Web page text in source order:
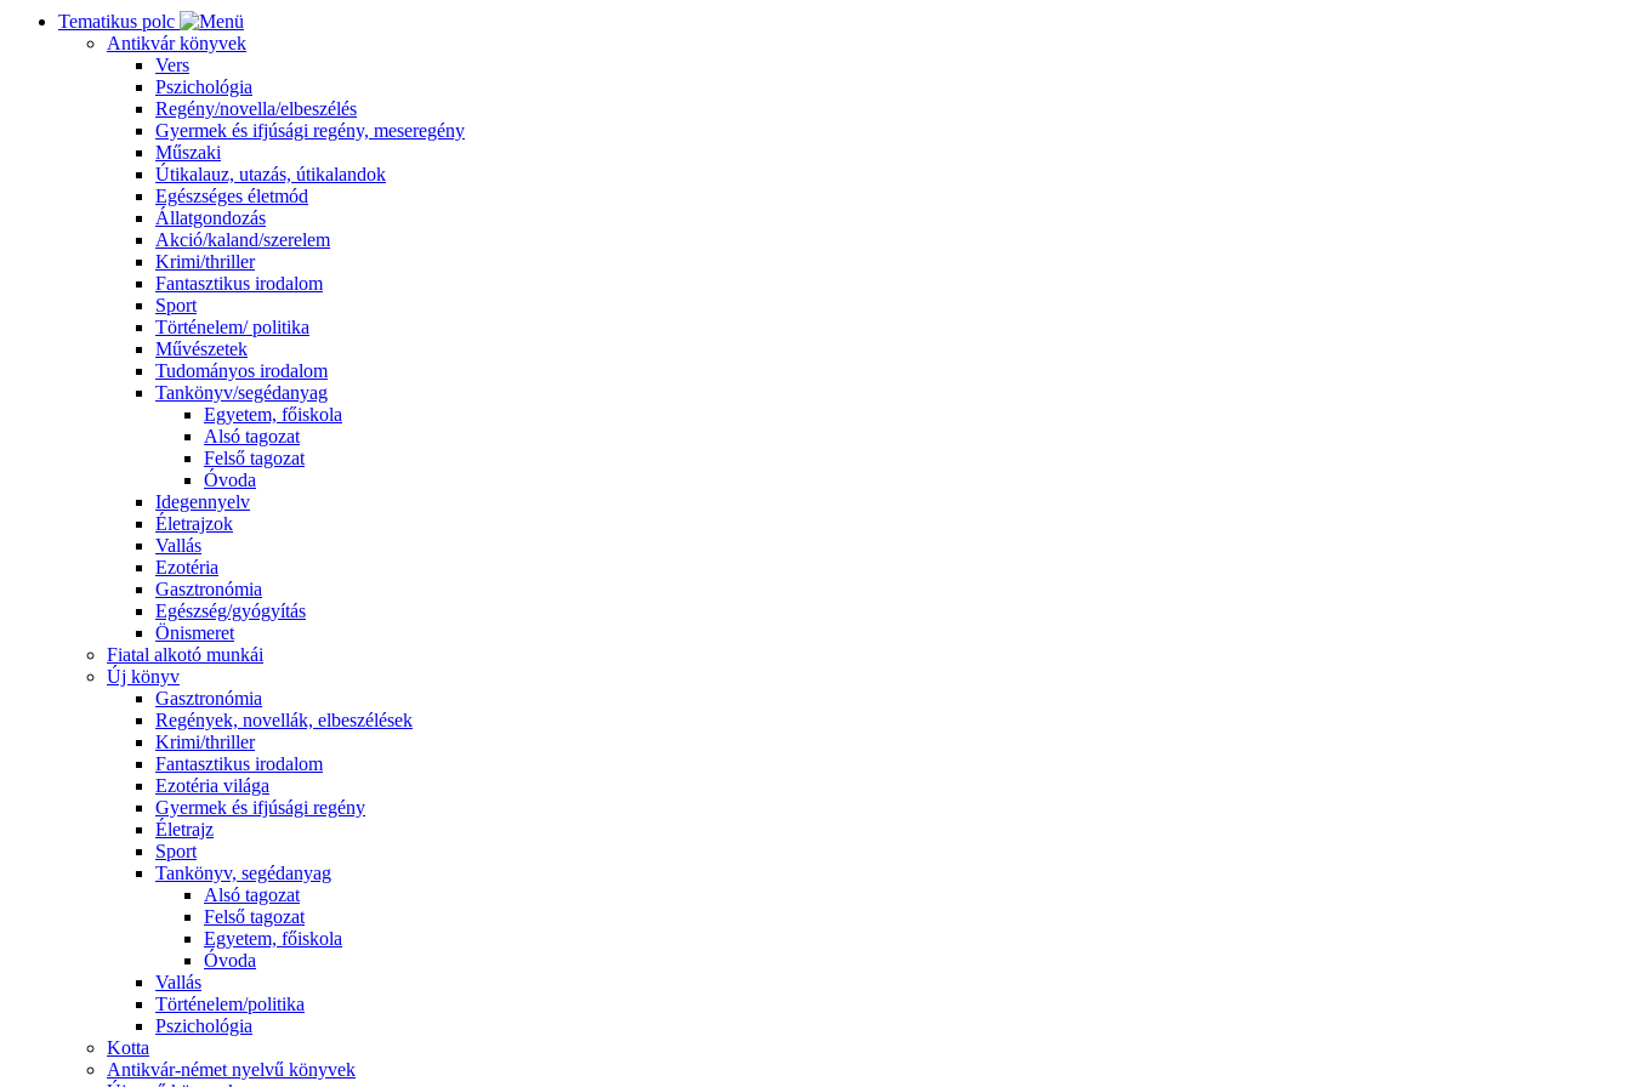
Tematikus polc
Antikvár könyvek
Vers
Pszichológia
Regény/novella/elbeszélés
Gyermek és ifjúsági regény, meseregény
Műszaki
Útikalauz, utazás, útikalandok
Egészséges életmód
Állatgondozás
Akció/kaland/szerelem
Krimi/thriller
Fantasztikus irodalom
Sport
Történelem/ politika
Művészetek
Tudományos irodalom
Tankönyv/segédanyag
Egyetem, főiskola
Alsó tagozat
Felső tagozat
Óvoda
Idegennyelv
Életrajzok
Vallás
Ezotéria
Gasztronómia
Egészség/gyógyítás
Önismeret
Fiatal alkotó munkái
Új könyv
Gasztronómia
Regények, novellák, elbeszélések
Krimi/thriller
Fantasztikus irodalom
Ezotéria világa
Gyermek és ifjúsági regény
Életrajz
Sport
Tankönyv, segédanyag
Alsó tagozat
Felső tagozat
Egyetem, főiskola
Óvoda
Vallás
Történelem/politika
Pszichológia
Kotta
Antikvár-német nyelvű könyvek